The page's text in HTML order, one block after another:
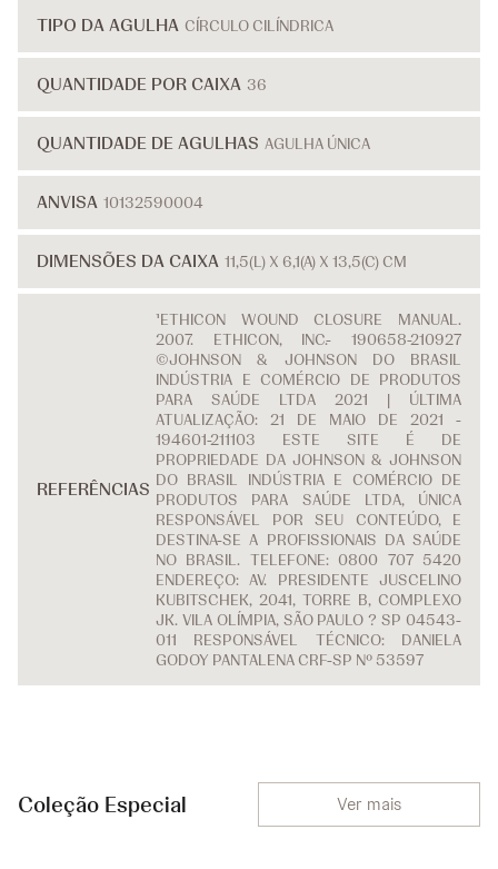
TIPO DA AGULHA CÍRCULO CILÍNDRICA
QUANTIDADE POR CAIXA 36
QUANTIDADE DE AGULHAS AGULHA ÚNICA
ANVISA 10132590004
DIMENSÕES DA CAIXA 11,5(L) X 6,1(A) X 13,5(C) CM
REFERÊNCIAS
¹ETHICON WOUND CLOSURE MANUAL.
2007. ETHICON, INC.- 190658-210927
©JOHNSON & JOHNSON DO BRASIL
INDÚSTRIA E COMÉRCIO DE PRODUTOS
PARA SAÚDE LTDA 2021 | ÚLTIMA
ATUALIZAÇÃO: 21 DE MAIO DE 2021 -
194601-211103 ESTE SITE É DE
PROPRIEDADE DA JOHNSON & JOHNSON
DO BRASIL INDÚSTRIA E COMÉRCIO DE
PRODUTOS PARA SAÚDE LTDA, ÚNICA
RESPONSÁVEL POR SEU CONTEÚDO, E
DESTINA-SE A PROFISSIONAIS DA SAÚDE
NO BRASIL. TELEFONE: 0800 707 5420
ENDEREÇO: AV. PRESIDENTE JUSCELINO
KUBITSCHEK, 2041, TORRE B, COMPLEXO
JK. VILA OLÍMPIA, SÃO PAULO ? SP 04543-
011 RESPONSÁVEL TÉCNICO: DANIELA
GODOY PANTALENA CRF-SP Nº 53597
Coleção Especial Ver mais